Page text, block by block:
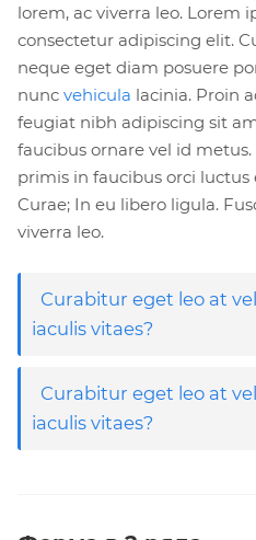
lorem, ac viverra leo. Lorem
consectetur adipiscing elit.
neque eget diam posuere
nunc vehicula lacinia. Proin
feugiat nibh adipiscing sit
faucibus ornare vel id
primis in faucibus orci
Curae; In eu libero ligula.
viverra leo.
Curabitur eget leo at
iaculis vitaes?
Curabitur eget leo at
iaculis vitaes?